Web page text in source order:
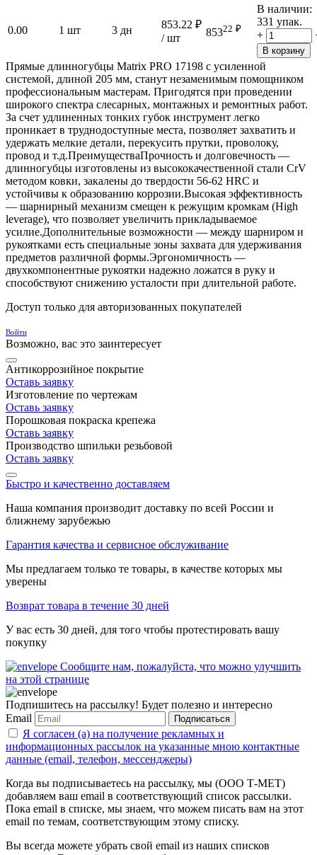
0.00 1 шт 3 дн 853.22 ₽
/ шт
85322 ₽
В наличии:
331 упак.
+
В корзину
Прямые длинногубцы Matrix PRO 17198 с усиленной
системой, длиной 205 мм, станут незаменимым помощником
профессиональным мастерам. Пригодятся при проведении
широкого спектра слесарных, монтажных и ремонтных работ.
За счет удлиненных тонких губок инструмент легко
проникает в труднодоступные места, позволяет захватить и
удержать мелкие детали, перекусить прутки, проволоку,
провод и т.д.ПреимуществаПрочность и долговечность —
длинногубцы изготовлены из высококачественной стали CrV
методом ковки, закалены до твердости 56-62 HRC и
устойчивы к образованию коррозии.Высокая эффективность
— шарнирный механизм смещен к режущим кромкам (High
leverage), что позволяет увеличить прикладываемое
усилие.Дополнительные возможности — между шарниром и
рукоятками есть специальные зоны захвата для удерживания
предметов различной формы.Эргономичность —
двухкомпонентные рукоятки надежно ложатся в руку и
способствуют снижению усталости при длительной работе.
Доступ только для авторизованных покупателей
Войти
Возможно, вас это заинтересует
Антикоррозийное покрытие
Оставь заявку
Изготовление по чертежам
Оставь заявку
Порошковая покраска крепежа
Оставь заявку
Производство шпильки резьбовой
Оставь заявку
Быстро и качественно доставляем
Наша компания производит доставку по всей России и
ближнему зарубежью
Гарантия качества и сервисное обслуживание
Мы предлагаем только те товары, в качестве которых мы
уверены
Возврат товара в течение 30 дней
У вас есть 30 дней, для того чтобы протестировать вашу
покупку
Сообщите нам, пожалуйста, что можно улучшить
на этой странице
Подпишитесь на рассылку! Будет полезно и интересно
Email
Подписаться
Я согласен (а) на получение рекламных и
информационных рассылок на указанные мною контактные
данные (email, телефон, мессенджеры)
Когда вы подписываетесь на рассылку, мы (ООО Т-МЕТ)
добавляем ваш email в соответствующий список рассылки.
Пока email в списке, мы знаем, что можем писать вам на этот
email по темам, соответствующим этому списку.
Вы всегда можете убрать свой email из наших списков